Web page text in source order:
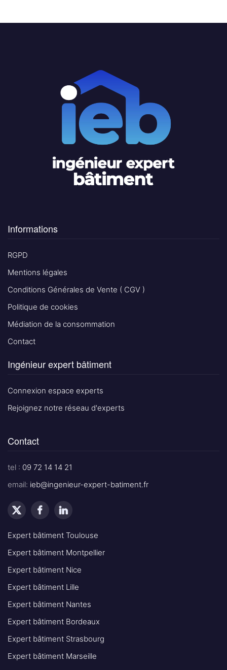
Informations
RGPD
Mentions légales
Conditions Générales de Vente ( CGV )
Politique de cookies
Médiation de la consommation
Contact
Ingénieur expert bâtiment
Connexion espace experts
Rejoignez notre réseau d'experts
Contact
tel : 09 72 14 14 21
email: ieb@ingenieur-expert-batiment.fr
Expert bâtiment Toulouse
Expert bâtiment Montpellier
Expert bâtiment Nice
Expert bâtiment Lille
Expert bâtiment Nantes
Expert bâtiment Bordeaux
Expert bâtiment Strasbourg
Expert bâtiment Marseille